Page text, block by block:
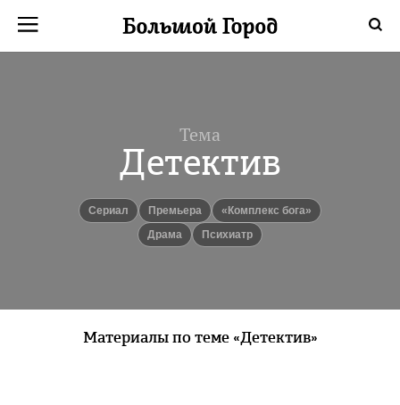
Тема
Детектив
Сериал Премьера
«Комплекс бога»
Драма
Психиатр
Материалы по теме «Детектив»